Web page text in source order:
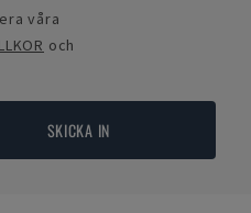
våra
och
SKICKA IN